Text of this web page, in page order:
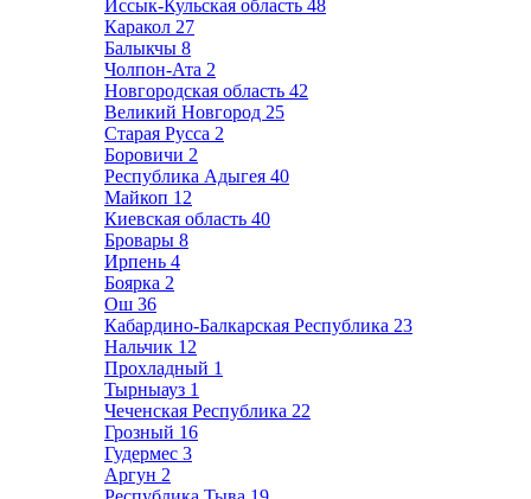
Иссык-Кульская область 48
Каракол 27
Балыкчы 8
Чолпон-Ата 2
Новгородская область 42
Великий Новгород 25
Старая Русса 2
Боровичи 2
Республика Адыгея 40
Майкоп 12
Киевская область 40
Бровары 8
Ирпень 4
Боярка 2
Ош 36
Кабардино-Балкарская Республика 23
Нальчик 12
Прохладный 1
Тырныауз 1
Чеченская Республика 22
Грозный 16
Гудермес 3
Аргун 2